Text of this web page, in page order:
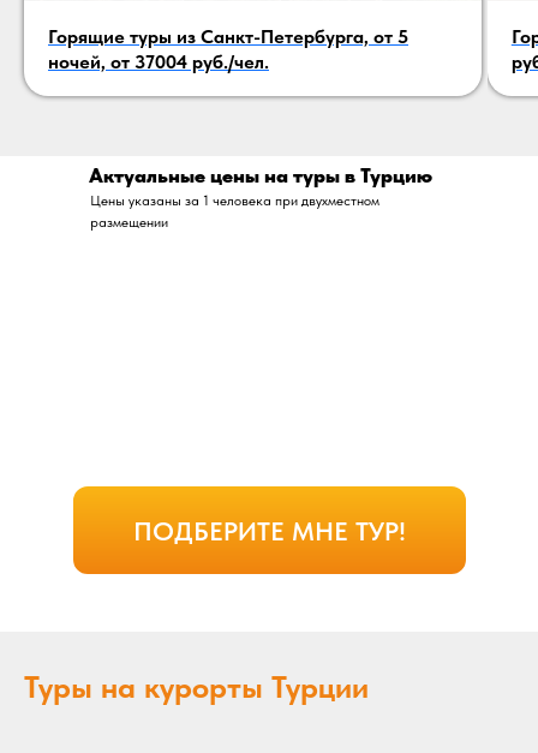
Горящие туры из Санкт-Петербурга, от 5
ночей, от 37004 руб./чел.
Актуальные цены на туры в Турцию
Цены указаны за 1 человека при двухместном
размещении
ПОДБЕРИТЕ МНЕ ТУР!
Туры на курорты Турции